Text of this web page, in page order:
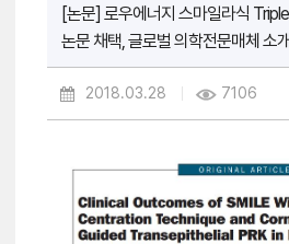
[논문] 로우에너지 스마일라식
논문 채택, 글로벌 의학전문매체 소개
2018.03.28 7106